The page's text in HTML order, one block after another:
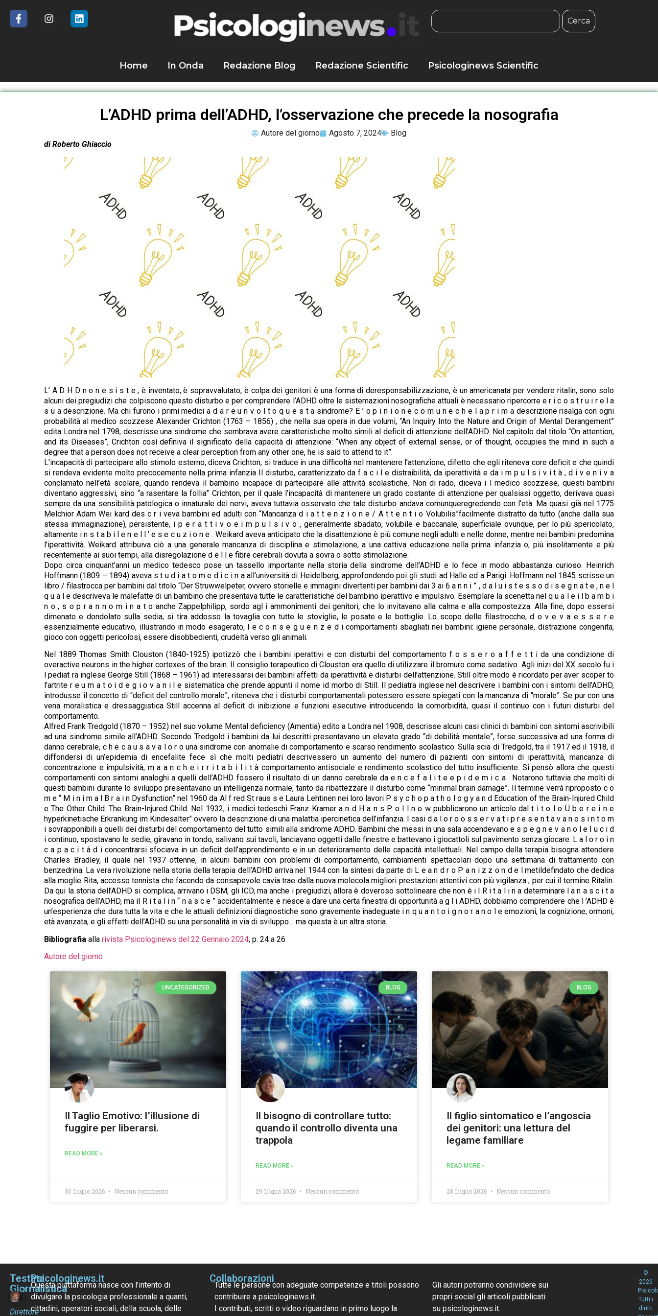
Cerca
Home In Onda Redazione Blog Redazione Scientific Psicologinews Scientific
L’ADHD prima dell’ADHD, l’osservazione che precede la nosografia
Autore del giorno Agosto 7, 2024
Blog
di Roberto Ghiaccio
L’ A D H D n o n e s i s t e , è inventato, è sopravvalutato, è colpa dei genitori..è una forma di deresponsabilizzazione, è un americanata per vendere ritalin, sono solo
alcuni dei pregiudizi che colpiscono questo disturbo e per comprendere l’ADHD oltre le sistemazioni nosografiche attuali è necessario ripercorre e r i c o s t r u i r e l a
s u a descrizione. Ma chi furono i primi medici a d a r e u n v o l t o q u e s t a sindrome? E ’ o p i n i o n e c o m u n e c h e l a p r i m a descrizione risalga con ogni
probabilità al medico scozzese Alexander Crichton (1763 – 1856) , che nella sua opera in due volumi, “An Inquiry Into the Nature and Origin of Mental Derangement”
edita Londra nel 1798, descrisse una sindrome che sembrava avere caratteristiche molto simili al deficit di attenzione dell’ADHD. Nel capitolo dal titolo “On attention,
and its Diseases”, Crichton così definiva il significato della capacità di attenzione: “When any object of external sense, or of thought, occupies the mind in such a
degree that a person does not receive a clear perception from any other one, he is said to attend to it”.
L’incapacità di partecipare allo stimolo esterno, diceva Crichton, si traduce in una difficoltà nel mantenere l’attenzione, difetto che egli riteneva core deficit e che quindi
si rendeva evidente molto precocemente nella prima infanzia Il disturbo, caratterizzato da f a c i l e distraibilità, da iperattività e da i m p u l s i v i t à , d i v e n i v a
conclamato nell’età scolare, quando rendeva il bambino incapace di partecipare alle attività scolastiche. Non di rado, diceva i l medico scozzese, questi bambini
diventano aggressivi, sino “a rasentare la follia” Crichton, per il quale l’incapacità di mantenere un grado costante di attenzione per qualsiasi oggetto, derivava quasi
sempre da una sensibilità patologica o innaturale dei nervi, aveva tuttavia osservato che tale disturbo andava comunqueregredendo con l’età. Ma quasi già nel 1775
Melchior Adam Wei kard des c r i veva bambini ed adulti con “Mancanza d i a t t e n z i o n e / A t t e n t i o Volubilis”facilmente distratto da tutto (anche dalla sua
stessa immaginazione), persistente, i p e r a t t i v o e i m p u l s i v o , generalmente sbadato, volubile e baccanale, superficiale ovunque, per lo più spericolato,
altamente i n s t a b i l e n e l l ’ e s e c u z i o n e . Weikard aveva anticipato che la disattenzione è più comune negli adulti e nelle donne, mentre nei bambini predomina
l’iperattività. Weikard attribuiva ciò a una generale mancanza di disciplina e stimolazione, a una cattiva educazione nella prima infanzia o, più insolitamente e più
recentemente ai suoi tempi, alla disregolazione d e l l e fibre cerebrali dovuta a sovra o sotto stimolazione.
Dopo circa cinquant’anni un medico tedesco pose un tassello importante nella storia della sindrome dell’ADHD e lo fece in modo abbastanza curioso. Heinrich
Hoffmann (1809 – 1894) aveva s t u d i a t o m e d i c i n a all’università di Heidelberg, approfondendo poi gli studi ad Halle ed a Parigi. Hoffmann nel 1845 scrisse un
libro / filastrocca per bambini dal titolo “Der Struwwelpeter, ovvero storielle e immagini divertenti per bambini dai 3 ai 6 a n n i ” , d a l u i s t e s s o d i s e g n a t e , n e l
q u a l e descriveva le malefatte di un bambino che presentava tutte le caratteristiche del bambino iperattivo e impulsivo. Esemplare la scenetta nel q u a l e i l b a m b i
n o , s o p r a n n o m i n a t o anche Zappelphilipp, sordo agl i ammonimenti dei genitori, che lo invitavano alla calma e alla compostezza. Alla fine, dopo essersi
dimenato e dondolato sulla sedia, si tira addosso la tovaglia con tutte le stoviglie, le posate e le bottiglie. Lo scopo delle filastrocche, d o v e v a e s s e r e
essenzialmente educativo, illustrando in modo esagerato, l e c o n s e g u e n z e d i comportamenti sbagliati nei bambini: igiene personale, distrazione congenita,
gioco con oggetti pericolosi, essere disobbedienti, crudeltà verso gli animali.
Nel 1889 Thomas Smith Clouston (1840-1925) ipotizzò che i bambini iperattivi e con disturbi del comportamento f o s s e r o a f f e t t i da una condizione di
overactive neurons in the higher cortexes of the brain. Il consiglio terapeutico di Clouston era quello di utilizzare il bromuro come sedativo. Agli inizi del XX secolo fu i
l pediat ra inglese George Still (1868 – 1961) ad interessarsi dei bambini affetti da iperattività e disturbi dell’attenzione. Still oltre modo è ricordato per aver scoper to
l’artrite r e u m a t o i d e g i o v a n i l e sistematica che prende appunti il nome id morbo di Still. Il pediatra inglese nel descrivere i bambini con i sintomi dell’ADHD,
introdusse il concetto di “deficit del controllo morale”, riteneva che i disturbi comportamentali potessero essere spiegati con la mancanza di “morale”. Se pur con una
vena moralistica e dressaggistica Still accenna al deficit di inibizione e funzioni esecutive introducendo la comorbidità, quasi il continuo con i futuri disturbi del
comportamento.
Alfred Frank Tredgold (1870 – 1952) nel suo volume Mental deficiency (Amentia) edito a Londra nel 1908, descrisse alcuni casi clinici di bambini con sintomi ascrivibili
ad una sindrome simile all’ADHD. Secondo Tredgold i bambini da lui descritti presentavano un elevato grado “di debilità mentale”, forse successiva ad una forma di
danno cerebrale, c h e c a u s a v a l o r o una sindrome con anomalie di comportamento e scarso rendimento scolastico. Sulla scia di Tredgold, tra il 1917 ed il 1918, il
diffondersi di un’epidemia di encefalite fece sì che molti pediatri descrivessero un aumento del numero di pazienti con sintomi di iperattività, mancanza di
concentrazione e impulsività, m a a n c h e i r r i t a b i l i t à comportamento antisociale e rendimento scolastico del tutto insufficiente. Si pensò allora che questi
comportamenti con sintomi analoghi a quelli dell’ADHD fossero il risultato di un danno cerebrale da e n c e f a l i t e e p i d e m i c a . Notarono tuttavia che molti di
questi bambini durante lo sviluppo presentavano un intelligenza normale, tanto da ribattezzare il disturbo come “minimal brain damage”. Il termine verrà riproposto c o
m e “ M i n i m a l B r a i n Dysfunction” nel 1960 da Al f red St raus s e Laura Lehtinen nei loro lavori P s y c h o p a t h o l o g y a n d Education of the Brain-Injured Child
e The Other Child. The Brain-Injured Child. Nel 1932, i medici tedeschi Franz Kramer a n d H a n s P o l l n o w pubblicarono un articolo dal t i t o l o Ü b e r e i n e
hyperkinetische Erkrankung im Kindesalter” ovvero la descrizione di una malattia ipercinetica dell’infanzia. I casi d a l o r o o s s e r v a t i p r e s e n t a v a n o s i n t o m
i sovrapponibili a quelli dei disturbi del comportamento del tutto simili alla sindrome ADHD. Bambini che messi in una sala accendevano e s p e g n e v a n o l e l u c i d
i continuo, spostavano le sedie, giravano in tondo, salivano sui tavoli, lanciavano oggetti dalle finestre e battevano i giocattoli sul pavimento senza giocare. L a l o r o i n
c a p a c i t à d i concentrarsi sfociava in un deficit dell’apprendimento e in un deterioramento delle capacità intellettuali. Nel campo della terapia bisogna attendere
Charles Bradley, il quale nel 1937 ottenne, in alcuni bambini con problemi di comportamento, cambiamenti spettacolari dopo una settimana di trattamento con
benzedrina. La vera rivoluzione nella storia della terapia dell’ADHD arriva nel 1944 con la sintesi da parte di L e a n d r o P a n i z z o n d e l metildefindato che dedica
alla moglie Rita, accesso tennista che facendo da consapevole cavia trae dalla nuova molecola migliori prestazioni attentivi con più vigilanza , per cui il termine Ritalin.
Da qui la storia dell’ADHD si complica, arrivano i DSM, gli ICD, ma anche i pregiudizi, allora è doveroso sottolineare che non è i l R i t a l i n a determinare l a n a s c i t a
nosografica dell’ADHD, ma il R i t a l i n “ n a s c e ” accidentalmente e riesce a dare una certa finestra di opportunità a g l i ADHD, dobbiamo comprendere che l ’ADHD è
un’esperienza che dura tutta la vita e che le attuali definizioni diagnostiche sono gravemente inadeguate i n q u a n t o i g n o r a n o l e emozioni, la cognizione, ormoni,
età avanzata, e gli effetti dell’ADHD su una personalità in via di sviluppo… ma questa è un altra storia.
Bibliografia alla rivista Psicologinews del 22 Gennaio 2024, p. 24 a 26
Autore del giorno
UNCATEGORIZED
Il Taglio Emotivo: l’illusione di
fuggire per liberarsi.
READ MORE »
30 Luglio 2026 Nessun commento
BLOG
Il bisogno di controllare tutto:
quando il controllo diventa una
trappola
READ MORE »
29 Luglio 2026 Nessun commento
BLOG
Il figlio sintomatico e l’angoscia
dei genitori: una lettura del
legame familiare
READ MORE »
28 Luglio 2026 Nessun commento
Testata
Giornalistica
Direttore
Psicologinews.it
Questa piattaforma nasce con l’intento di
divulgare la psicologia professionale a quanti,
cittadini, operatori sociali, della scuola, delle
Collaborazioni
Tutte le persone con adeguate competenze e titoli possono
contribuire a psicologinews.it.
I contributi, scritti o video riguardano in primo luogo la
Gli autori potranno condividere sui
propri social gli articoli pubblicati
su psicologinews.it.
©
2026
Tutti i
diritti